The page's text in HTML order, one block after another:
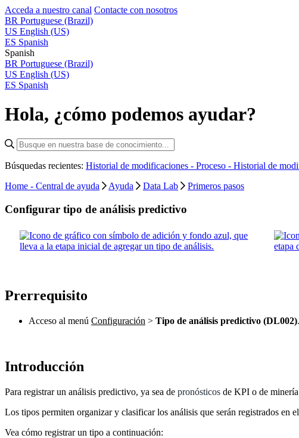
Acceda a nuestro canal Contacte con nosotros
BR Portuguese (Brazil)
US English (US)
ES Spanish
Spanish
BR Portuguese (Brazil)
US English (US)
ES Spanish
Hola, ¿cómo podemos ayudar?
Búsquedas recientes: Historial de modificaciones - Proceso - Historial de
Home - Central de ayuda
Ayuda Data Lab Primeros pasos
Configurar tipo de análisis predictivo
Prerrequisito
Acceso al menú Configuración > Tipo de análisis predictivo (DL002).
Introducción
Para registrar un análisis predictivo, ya sea de pronósticos de KPI o de
Los tipos permiten organizar y clasificar los análisis que serán registrados en
Vea cómo registrar un tipo a continuación: